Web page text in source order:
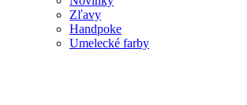
Zľavy
Handpoke
Umelecké farby